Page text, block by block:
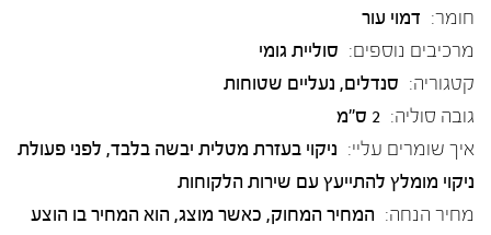
חומר: דמוי עור
מרכיבים נוספים: סוליית גומי
קטגוריה: סנדלים, נעליים שטוחות
גובה סוליה: 2 ס"מ
איך שומרים עליי: ניקוי בעזרת מטלית יבשה בלבד, לפני פעולת
ניקוי מומלץ להתייעץ עם שירות הלקוחות
מחיר הנחה: המחיר המחוק, כאשר מוצג, הוא המחיר בו הוצע